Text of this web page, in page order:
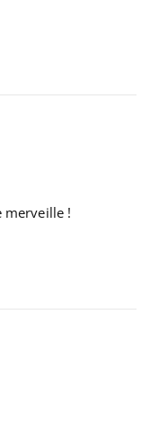
merveille !